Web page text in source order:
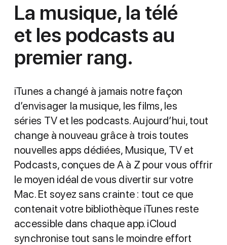
La musique, la télé
et les podcasts au
premier rang.
iTunes a changé à jamais notre façon
d’envisager la musique, les films, les
séries TV et les podcasts. Aujourd’hui, tout
change à nouveau grâce à trois toutes
nouvelles apps dédiées, Musique, TV et
Podcasts, conçues de A à Z pour vous offrir
le moyen idéal de vous divertir sur votre
Mac. Et soyez sans crainte : tout ce que
contenait votre bibliothèque iTunes reste
accessible dans chaque app. iCloud
synchronise tout sans le moindre effort